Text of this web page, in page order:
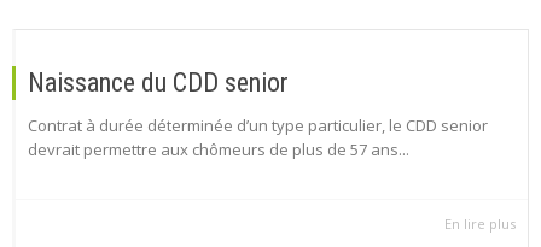
Naissance du CDD senior
Contrat à durée déterminée d’un type particulier, le CDD senior
devrait permettre aux chômeurs de plus de 57 ans...
En lire plus